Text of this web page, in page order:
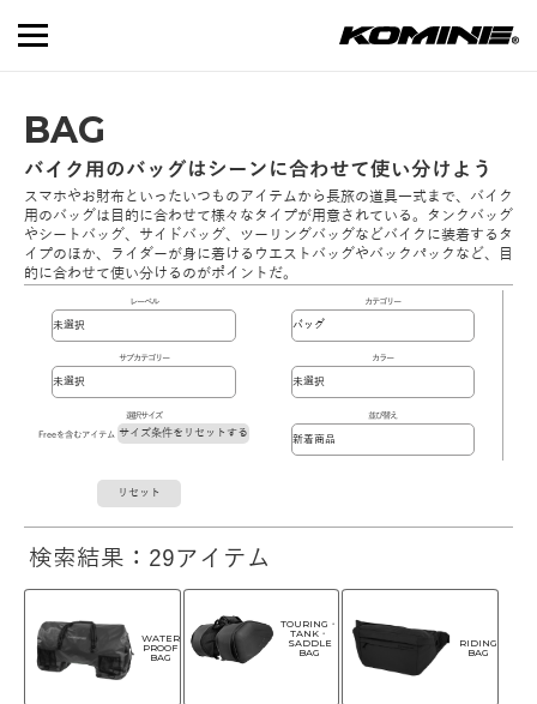
BAG
バイク用のバッグはシーンに合わせて使い分けよう
スマホやお財布といったいつものアイテムから長旅の道具一式まで、バイク
用のバッグは目的に合わせて様々なタイプが用意されている。タンクバッグ
やシートバッグ、サイドバッグ、ツーリングバッグなどバイクに装着するタ
イプのほか、ライダーが身に着けるウエストバッグやバックパックなど、目
的に合わせて使い分けるのがポイントだ。
レーベル カテゴリー
サブカテゴリー カラー
選択サイズ
Freeを含むアイテム サイズ条件をリセットする
並び替え
リセット
検索結果：29アイテム
WATER
PROOF
BAG
TOURING・
TANK・
SADDLE
BAG
RIDING
BAG